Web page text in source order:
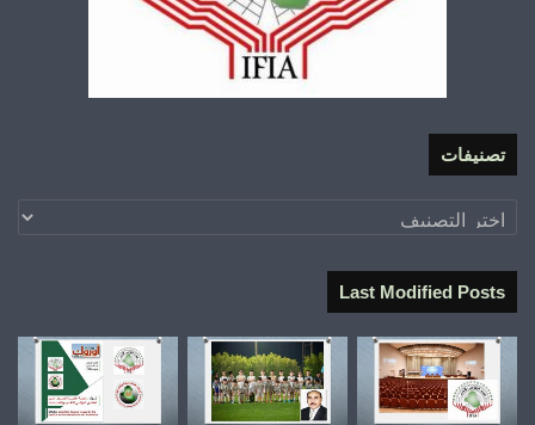
تصنيفات
تصنيفات
Last Modified Posts